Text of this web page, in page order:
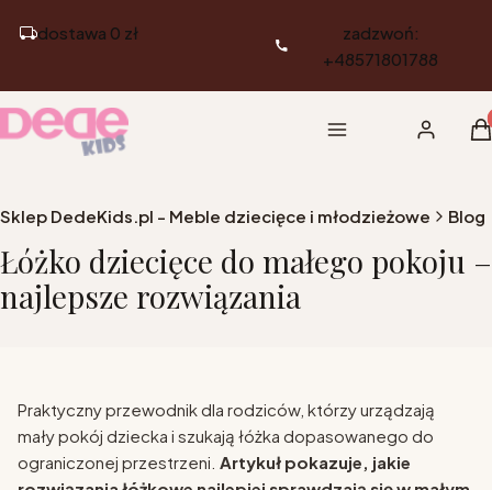
dostawa 0 zł
zadzwoń:
+48571801788
Menu Zaloguj się
Sklep DedeKids.pl - Meble dziecięce i młodzieżowe Blog
Łóżko dziecięce do małego pokoju –
najlepsze rozwiązania
Praktyczny przewodnik dla rodziców, którzy urządzają
mały pokój dziecka i szukają łóżka dopasowanego do
ograniczonej przestrzeni. Artykuł pokazuje, jakie